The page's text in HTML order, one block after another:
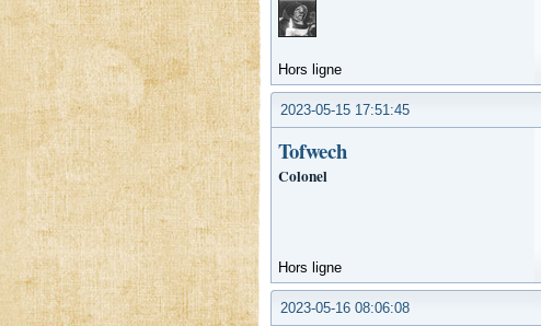
Hors ligne
2023-05-15 17:51:45
Tofwech
Colonel
Hors ligne
2023-05-16 08:06:08